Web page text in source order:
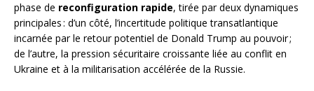
phase de reconfiguration rapide, tirée par deux dynamiques
principales : d’un côté, l’incertitude politique transatlantique
incarnée par le retour potentiel de Donald Trump au pouvoir ;
de l’autre, la pression sécuritaire croissante liée au conflit en
Ukraine et à la militarisation accélérée de la Russie.